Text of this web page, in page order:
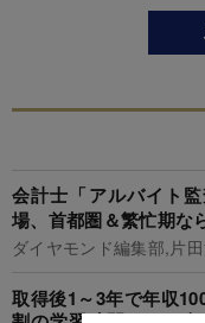
会計士「アルバイト
場、首都圏＆繁忙期な
ダイヤモンド編集部,片
取得後1～3年で年収